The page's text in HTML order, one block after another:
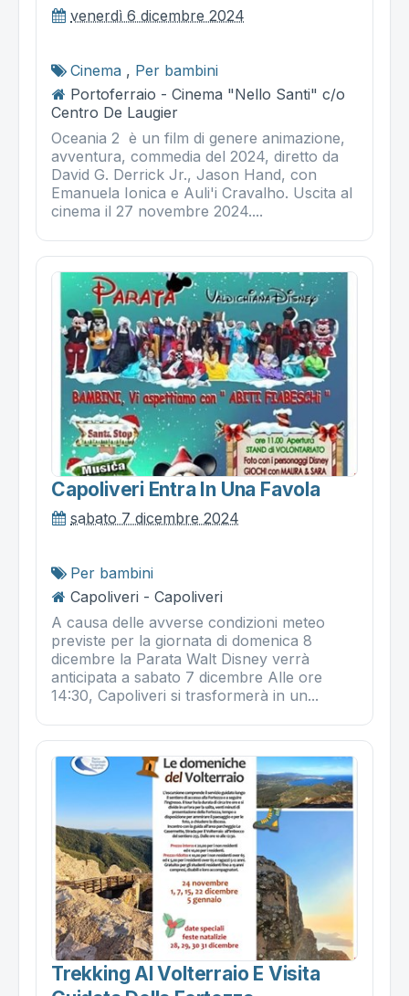
venerdì 6 dicembre 2024
Cinema , Per bambini
Portoferraio - Cinema "Nello Santi" c/o
Centro De Laugier
Oceania 2 è un film di genere animazione,
avventura, commedia del 2024, diretto da
David G. Derrick Jr., Jason Hand, con
Emanuela Ionica e Auli'i Cravalho. Uscita al
cinema il 27 novembre 2024....
Capoliveri Entra In Una Favola
sabato 7 dicembre 2024
Per bambini
Capoliveri - Capoliveri
A causa delle avverse condizioni meteo
previste per la giornata di domenica 8
dicembre la Parata Walt Disney verrà
anticipata a sabato 7 dicembre Alle ore
14:30, Capoliveri si trasformerà in un...
Trekking Al Volterraio E Visita